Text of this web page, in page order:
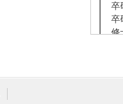
卒
卒
修